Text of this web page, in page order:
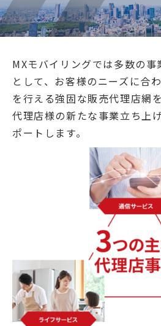
導入事例
セミナー
コラム
よくあるご質
MXモバイリングでは多数の
として、お客様のニーズに合
を行える強固な販売代理店網
代理店様の新たな事業立ち上
ポートします。